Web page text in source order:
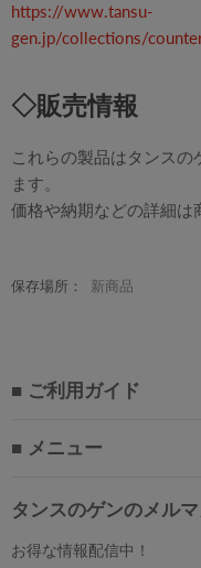
https://www.tansu-
gen.jp/collections/
◇販売情報
これらの製品はタンスの
ます。
価格や納期などの詳細は
保存場所： 新商品
■ ご利用ガイド
■ メニュー
タンスのゲンのメル
お得な情報配信中！